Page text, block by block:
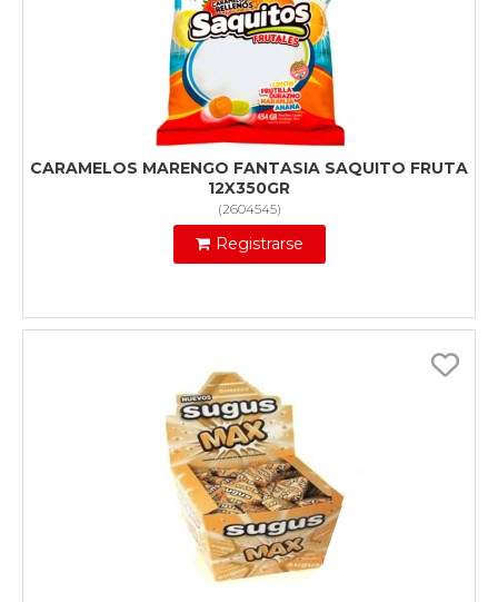
CARAMELOS MARENGO FANTASIA SAQUITO FRUTA
12X350GR
(2604545)
Registrarse